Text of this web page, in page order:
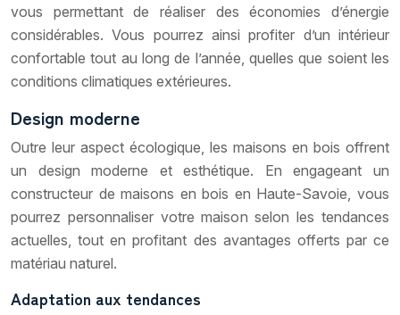
vous permettant de réaliser des économies d’énergie
considérables. Vous pourrez ainsi profiter d’un intérieur
confortable tout au long de l’année, quelles que soient les
conditions climatiques extérieures.
Design moderne
Outre leur aspect écologique, les maisons en bois offrent
un design moderne et esthétique. En engageant un
constructeur de maisons en bois en Haute-Savoie, vous
pourrez personnaliser votre maison selon les tendances
actuelles, tout en profitant des avantages offerts par ce
matériau naturel.
Adaptation aux tendances